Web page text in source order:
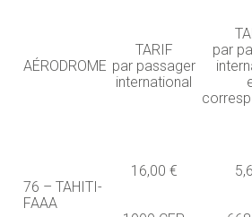
AÉRODROME
TARIF
par passager
international
par
76 – TAHITI-
FAAA
16,00 €